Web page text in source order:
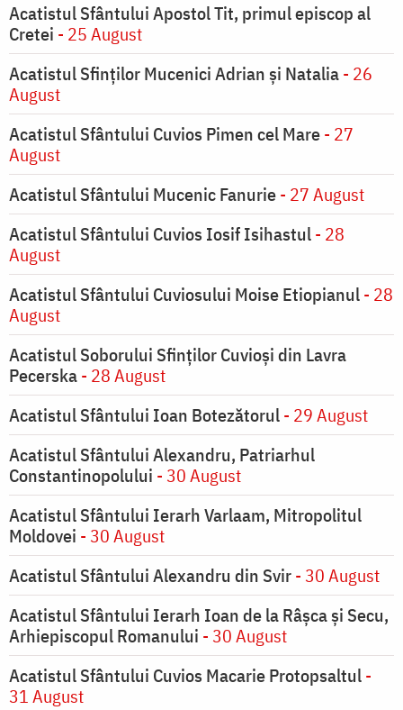
Acatistul Sfântului Apostol Tit, primul episcop al
Cretei - 25 August
Acatistul Sfinților Mucenici Adrian și Natalia- 26
August
Acatistul Sfântului Cuvios Pimen cel Mare- 27
August
Acatistul Sfântului Mucenic Fanurie- 27 August
Acatistul Sfântului Cuvios Iosif Isihastul- 28
August
Acatistul Sfântului Cuviosului Moise Etiopianul- 28
August
Acatistul Soborului Sfinților Cuvioși din Lavra
Pecerska- 28 August
Acatistul Sfântului Ioan Botezătorul- 29 August
Acatistul Sfântului Alexandru, Patriarhul
Constantinopolului - 30 August
Acatistul Sfântului Ierarh Varlaam, Mitropolitul
Moldovei - 30 August
Acatistul Sfântului Alexandru din Svir- 30 August
Acatistul Sfântului Ierarh Ioan de la Râşca şi Secu,
Arhiepiscopul Romanului - 30 August
Acatistul Sfântului Cuvios Macarie Protopsaltul-
31 August